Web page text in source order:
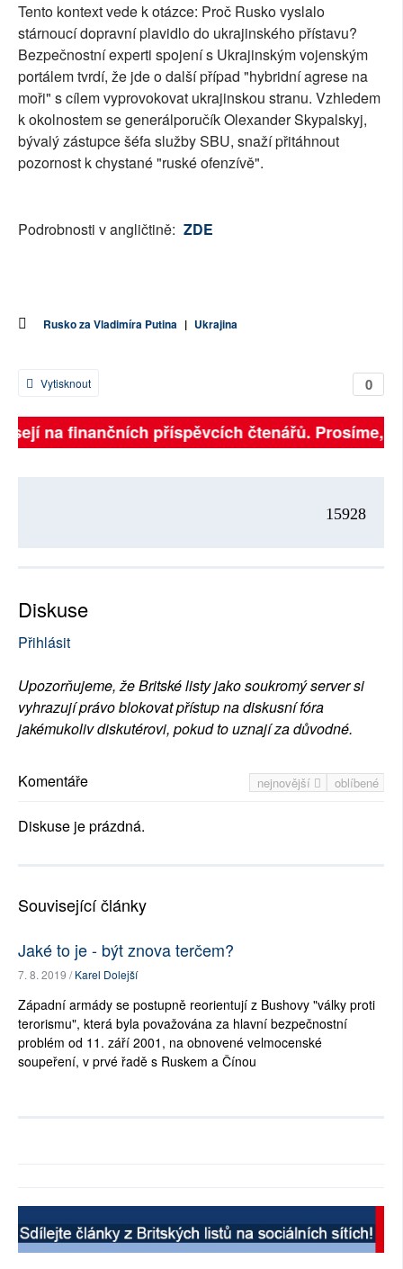
Tento kontext vede k otázce: Proč Rusko vyslalo
stárnoucí dopravní plavidlo do ukrajinského přístavu?
Bezpečnostní experti spojení s Ukrajinským vojenským
portálem tvrdí, že jde o další případ "hybridní agrese na
moři" s cílem vyprovokovat ukrajinskou stranu. Vzhledem
k okolnostem se generálporučík Olexander Skypalskyj,
bývalý zástupce šéfa služby SBU, snaží přitáhnout
pozornost k chystané "ruské ofenzívě".
Podrobnosti v angličtině: ZDE
Rusko za Vladimíra Putina | Ukrajina
0
Vytisknout
na finančních příspěvcích čtenářů. Prosíme,
15928
Diskuse
Přihlásit
Upozorňujeme, že Britské listy jako soukromý server si
vyhrazují právo blokovat přístup na diskusní fóra
jakémukoliv diskutérovi, pokud to uznají za důvodné.
nejnovější oblíbené
Komentáře
Diskuse je prázdná.
Související články
Jaké to je - být znova terčem?
7. 8. 2019 /Karel Dolejší
Západní armády se postupně reorientují z Bushovy "války proti
terorismu", která byla považována za hlavní bezpečnostní
problém od 11. září 2001, na obnovené velmocenské
soupeření, v prvé řadě s Ruskem a Čínou